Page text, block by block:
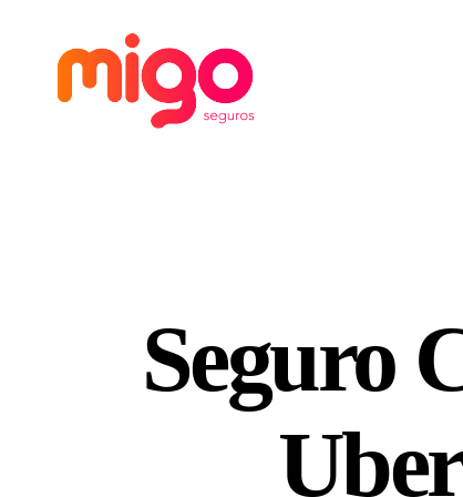
Seguro